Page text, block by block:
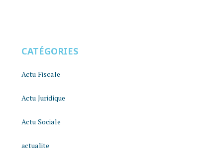
CATÉGORIES
Actu Fiscale
Actu Juridique
Actu Sociale
actualite